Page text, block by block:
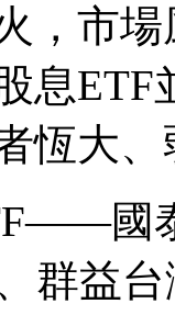
，市
息
恆大
國
群益